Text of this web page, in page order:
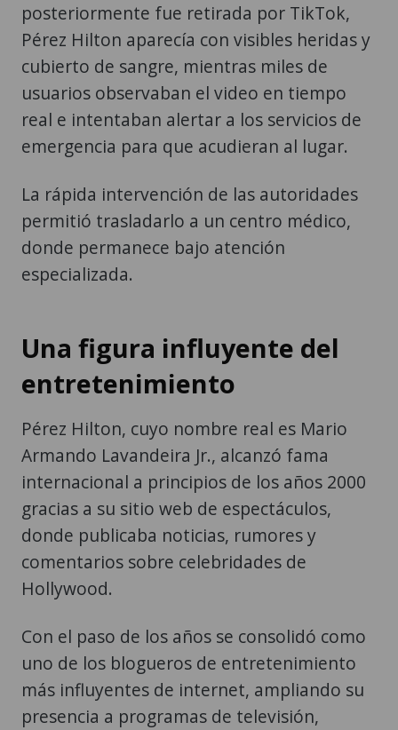
posteriormente fue retirada por TikTok,
Pérez Hilton aparecía con visibles heridas y
cubierto de sangre, mientras miles de
usuarios observaban el video en tiempo
real e intentaban alertar a los servicios de
emergencia para que acudieran al lugar.
La rápida intervención de las autoridades
permitió trasladarlo a un centro médico,
donde permanece bajo atención
especializada.
Una figura influyente del
entretenimiento
Pérez Hilton, cuyo nombre real es Mario
Armando Lavandeira Jr., alcanzó fama
internacional a principios de los años 2000
gracias a su sitio web de espectáculos,
donde publicaba noticias, rumores y
comentarios sobre celebridades de
Hollywood.
Con el paso de los años se consolidó como
uno de los blogueros de entretenimiento
más influyentes de internet, ampliando su
presencia a programas de televisión,